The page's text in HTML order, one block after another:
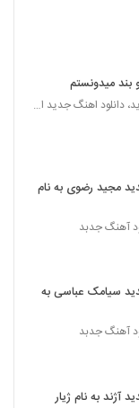
(4)
دنس (6)
(8)
ریمیکس با نام
بند میدونستم
دانلود آهنگ جدید، دانلود اهنگ جدید ایرانی
مجید رضوی به نام
آهنگ جدبد
سیامک عباسی به
آهنگ جدبد
آژند به نام ژیار